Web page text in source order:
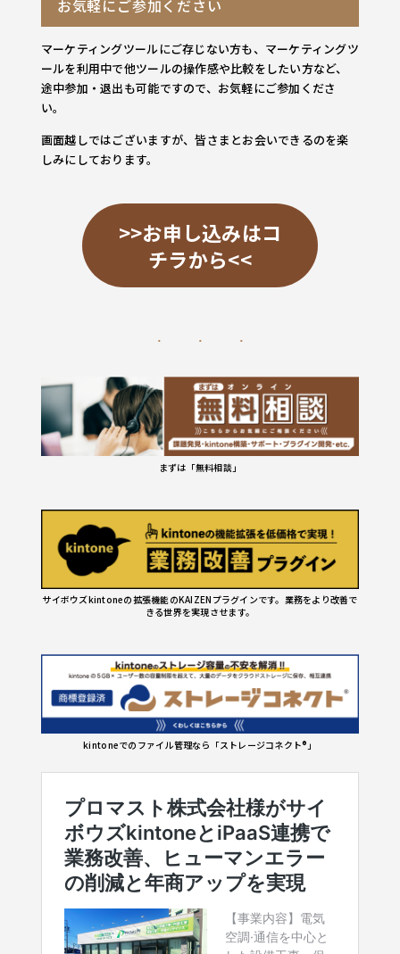
お気軽にご参加ください
マーケティングツールにご存じない方も、マーケティングツ
ールを利用中で他ツールの操作感や比較をしたい方など、
途中参加・退出も可能ですので、お気軽にご参加くださ
い。
画面越しではございますが、皆さまとお会いできるのを楽
しみにしております。
>>お申し込みはコ
チラから<<
まずは「無料相談」
サイボウズkintoneの拡張機能のKAIZENプラグインです。業務をより改善で
きる世界を実現させます。
kintoneでのファイル管理なら「ストレージコネクト®」